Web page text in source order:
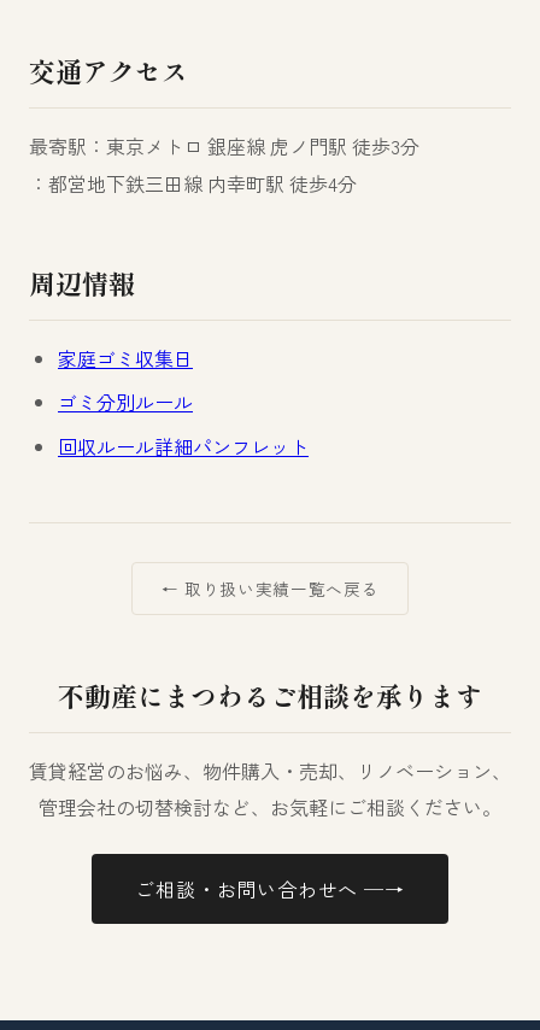
交通アクセス
最寄駅：東京メトロ 銀座線 虎ノ門駅 徒歩3分
：都営地下鉄三田線 内幸町駅 徒歩4分
周辺情報
家庭ゴミ収集日
ゴミ分別ルール
回収ルール詳細パンフレット
← 取り扱い実績一覧へ戻る
不動産にまつわるご相談を承ります
賃貸経営のお悩み、物件購入・売却、リノベーション、
管理会社の切替検討など、お気軽にご相談ください。
ご相談・お問い合わせへ ─→